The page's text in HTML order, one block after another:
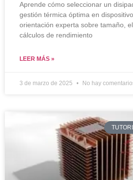
Aprende cómo seleccionar un
gestión térmica óptima en
orientación experta sobre tamaño,
cálculos de rendimiento
LEER MÁS »
3 de marzo de 2025 No hay